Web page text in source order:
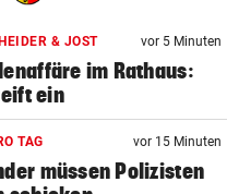
& JOST vor 5 Minuten
im Rathaus:
ein
TAG vor 15 Minuten
müssen Polizisten